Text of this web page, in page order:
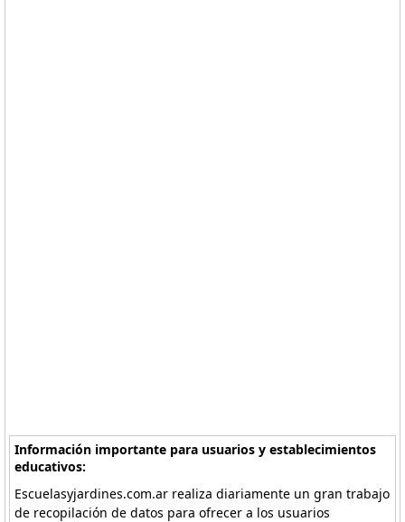
Información importante para usuarios y establecimientos
educativos:
Escuelasyjardines.com.ar realiza diariamente un gran trabajo
de recopilación de datos para ofrecer a los usuarios